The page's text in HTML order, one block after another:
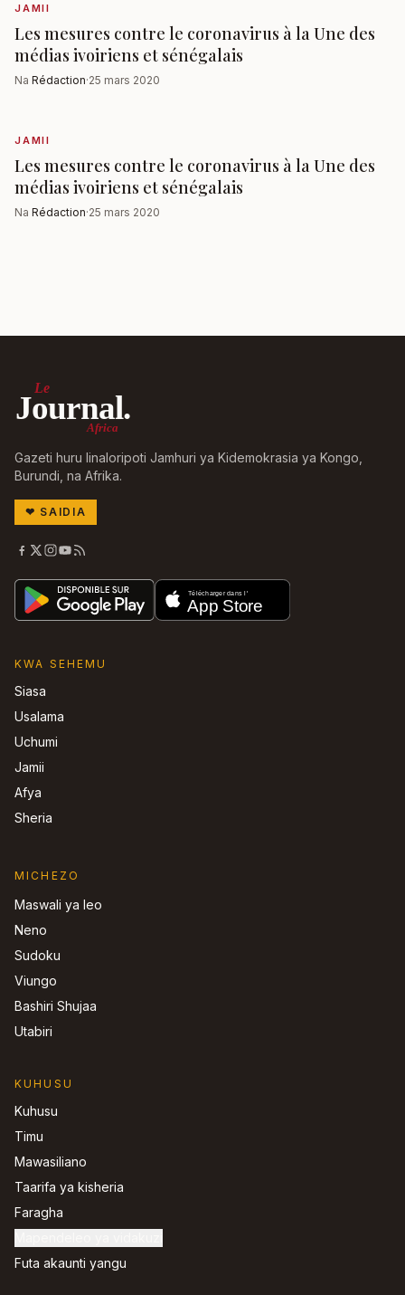
JAMII
Les mesures contre le coronavirus à la Une des
médias ivoiriens et sénégalais
Na Rédaction·25 mars 2020
JAMII
Les mesures contre le coronavirus à la Une des
médias ivoiriens et sénégalais
Na Rédaction·25 mars 2020
Le
Journal.
Africa
Gazeti huru linaloripoti Jamhuri ya Kidemokrasia ya Kongo,
Burundi, na Afrika.
❤ SAIDIA
KWA SEHEMU
Siasa
Usalama
Uchumi
Jamii
Afya
Sheria
MICHEZO
Maswali ya leo
Neno
Sudoku
Viungo
Bashiri Shujaa
Utabiri
KUHUSU
Kuhusu
Timu
Mawasiliano
Taarifa ya kisheria
Faragha
Futa akaunti yangu